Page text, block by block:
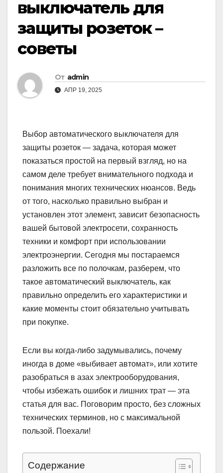
выключатель для
защиты розеток –
советы
От admin
АПР 19, 2025
Выбор автоматического выключателя для
защиты розеток — задача, которая может
показаться простой на первый взгляд, но на
самом деле требует внимательного подхода и
понимания многих технических нюансов. Ведь
от того, насколько правильно выбран и
установлен этот элемент, зависит безопасность
вашей бытовой электросети, сохранность
техники и комфорт при использовании
электроэнергии. Сегодня мы постараемся
разложить все по полочкам, разберем, что
такое автоматический выключатель, как
правильно определить его характеристики и
какие моменты стоит обязательно учитывать
при покупке.
Если вы когда-либо задумывались, почему
иногда в доме «выбивает автомат», или хотите
разобраться в азах электрооборудования,
чтобы избежать ошибок и лишних трат — эта
статья для вас. Поговорим просто, без сложных
технических терминов, но с максимальной
пользой. Поехали!
Содержание